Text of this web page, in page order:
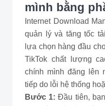
mình bằng
Internet Download
quản lý và tăng tốc
lựa chọn hàng đầu
TikTok chất lượng
chính mình đăng lên
tiếp do lỗi hệ thống
Bước 1: Đầu tiên,